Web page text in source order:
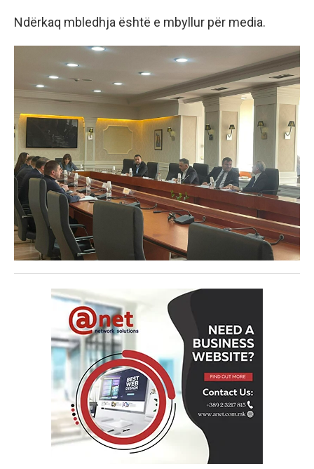
Ndërkaq mbledhja është e mbyllur për media.